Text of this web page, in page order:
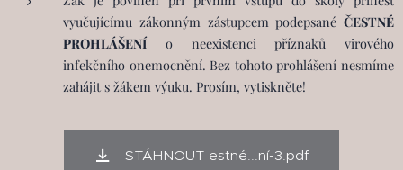
vyučujícímu zákonným zástupcem podepsané ČESTNÉ
PROHLÁŠENÍo neexistenci příznaků virového
infekčního onemocnění. Bez tohoto prohlášení nesmíme
zahájit s žákem výuku. Prosím, vytiskněte!
STÁHNOUT estné...ní-3.pdf